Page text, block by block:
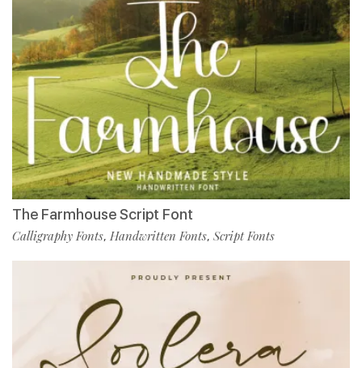
The Farmhouse Script Font
Calligraphy Fonts, Handwritten Fonts, Script Fonts